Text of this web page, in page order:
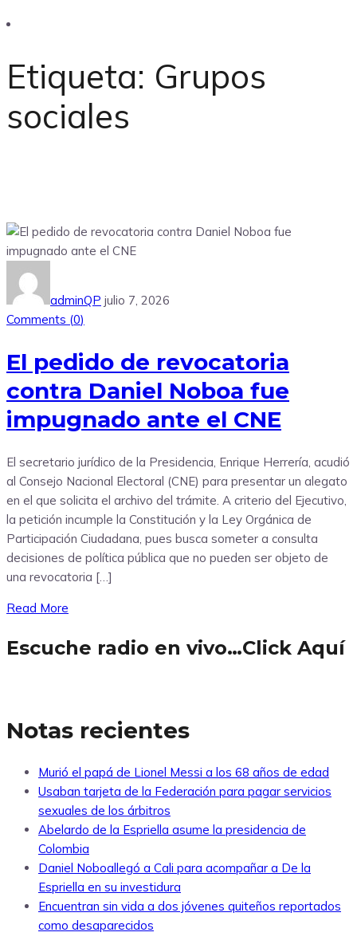
Etiqueta: Grupos
sociales
adminQP julio 7, 2026
Comments (0)
El pedido de revocatoria
contra Daniel Noboa fue
impugnado ante el CNE
El secretario jurídico de la Presidencia, Enrique Herrería, acudió
al Consejo Nacional Electoral (CNE) para presentar un alegato
en el que solicita el archivo del trámite. A criterio del Ejecutivo,
la petición incumple la Constitución y la Ley Orgánica de
Participación Ciudadana, pues busca someter a consulta
decisiones de política pública que no pueden ser objeto de
una revocatoria […]
Read More
Escuche radio en vivo…Click Aquí
Notas recientes
Murió el papá de Lionel Messi a los 68 años de edad
Usaban tarjeta de la Federación para pagar servicios
sexuales de los árbitros
Abelardo de la Espriella asume la presidencia de
Colombia
Daniel Noboallegó a Cali para acompañar a De la
Espriella en su investidura
Encuentran sin vida a dos jóvenes quiteños reportados
como desaparecidos